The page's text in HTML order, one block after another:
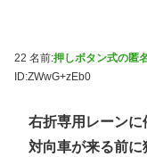
22 名前:押しボタン式の匿
ID:ZWwG+zEb0
右折専用レーン
対向車が来る前